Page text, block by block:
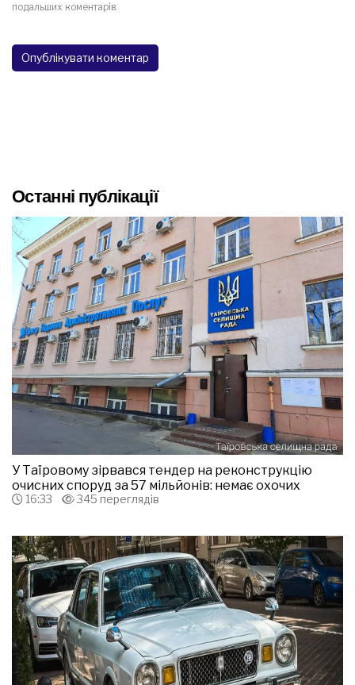
подальших коментарів.
Останні публікації
У Таїровому зірвався тендер на реконструкцію
очисних споруд за 57 мільйонів: немає охочих
16:33 345 переглядів